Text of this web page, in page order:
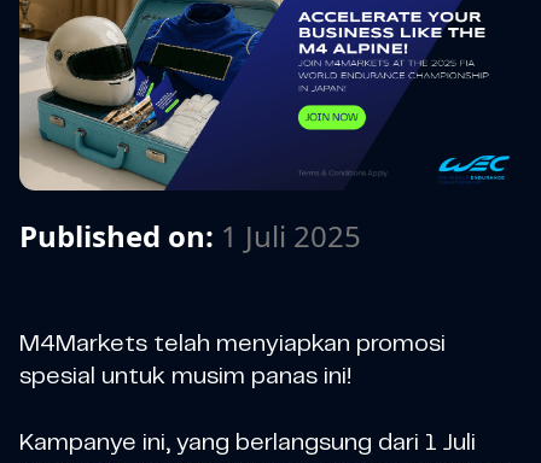
Published on: 1 Juli 2025
M4Markets telah menyiapkan promosi
spesial untuk musim panas ini!
Kampanye ini, yang berlangsung dari 1 Juli